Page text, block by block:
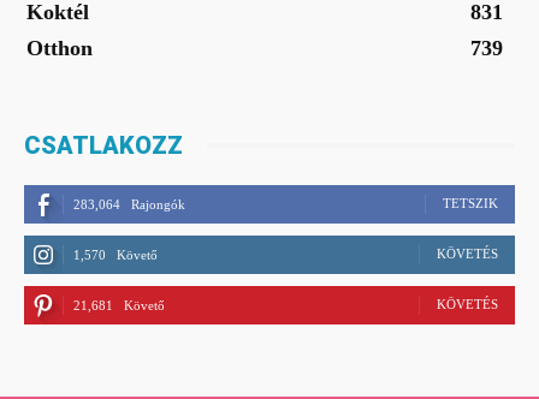
Koktél
831
Otthon
739
CSATLAKOZZ
283,064 Rajongók TETSZIK
1,570 Követő KÖVETÉS
21,681 Követő KÖVETÉS